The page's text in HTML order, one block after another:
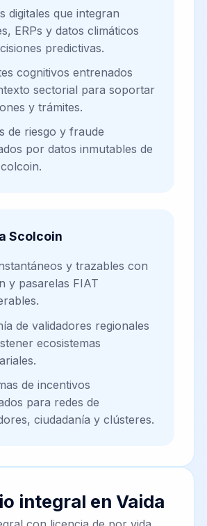
digitales que integran
ERPs y datos climáticos
predictivas.
cognitivos entrenados
sectorial para soportar
y trámites.
de riesgo y fraude
por datos inmutables de
Scolcoin
y trazables con
y pasarelas FIAT
de validadores regionales
ecosistemas
de incentivos
para redes de
ciudadanía y clústeres.
integral enVaida